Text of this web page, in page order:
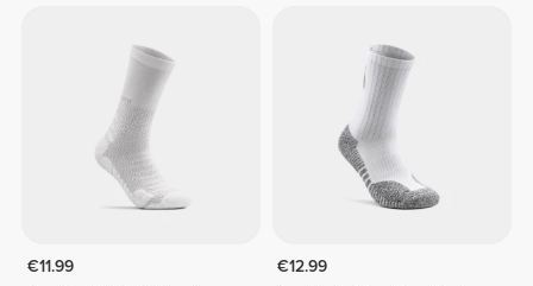
€11.99
€12.99